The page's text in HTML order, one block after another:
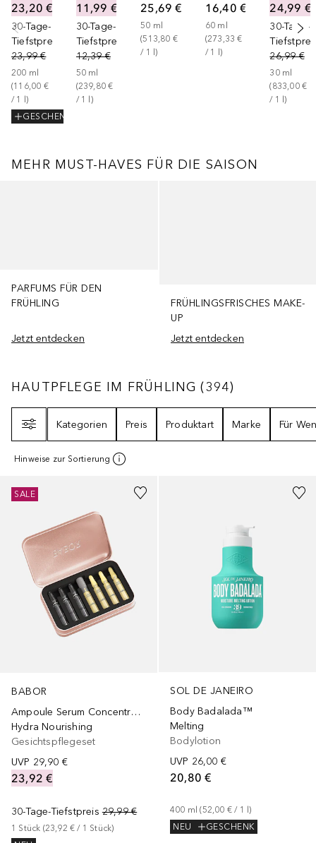
23,20 €
30-Tage-
Tiefstpreis
23,99 €
200 ml
(116,00 €
/ 1 l)
GESCHENK
11,99 €
30-Tage-
Tiefstpreis
12,39 €
50 ml
(239,80 €
/ 1 )
25,69 €
50 ml
(513,80 €
/ 1 l)
16,40 €
60 ml
(273,33 €
/ 1 )
24,99 €
30-Tage-
26,99 €
30 ml
(833,00 €
/ 1 l)
MEHR MUST-HAVES FÜR DIE SAISON
PARFUMS FÜR DEN
FRÜHLING
Jetzt entdecken
FRÜHLINGSFRISCHES MAKE-
UP
Jetzt entdecken
HAUTPFLEGE IM FRÜHLING394
HAUTPFLEGE IM FRÜHLING (394)
Kategorien
Preis Produktart Marke Für
Hinweise zur Sortierung
BABOR
Ampoule Serum Concentrates
Hydra Nourishing
Gesichtspflegeset
UVP 29,90 €
23,92 €
30-Tage-Tiefstpreis 29,99 €
1 Stück (23,92 € / 1 Stück)
SALE
SOL DE JANEIRO
Body Badalada™
Melting
Bodylotion
UVP 26,00 €
20,80 €
400 ml (52,00 € / 1 l)
NEU
GESCHENK